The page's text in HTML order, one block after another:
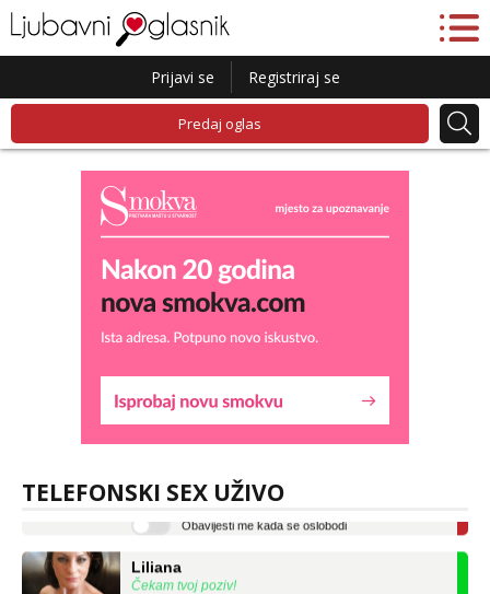
Prijavi se Registriraj se
Predaj oglas
TELEFONSKI SEX UŽIVO
Lucija
tel:0,93€ - mob:1,12€ min
Obavijesti me kada se oslobodi
Čekam tvoj poziv!